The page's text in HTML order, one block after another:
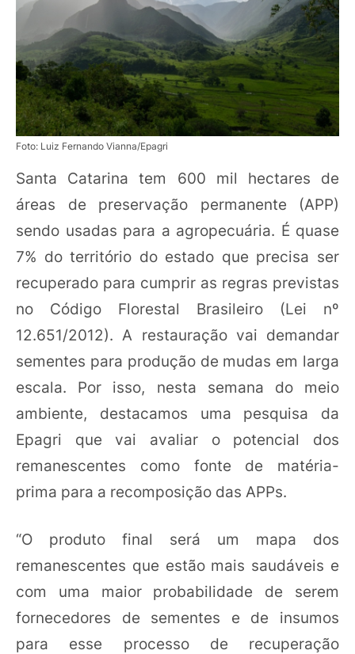
Foto: Luiz Fernando Vianna/Epagri
Santa Catarina tem 600 mil hectares de
áreas de preservação permanente (APP)
sendo usadas para a agropecuária. É quase
7% do território do estado que precisa ser
recuperado para cumprir as regras previstas
no Código Florestal Brasileiro (Lei nº
12.651/2012). A restauração vai demandar
sementes para produção de mudas em larga
escala. Por isso, nesta semana do meio
ambiente, destacamos uma pesquisa da
Epagri que vai avaliar o potencial dos
remanescentes como fonte de matéria-
prima para a recomposição das APPs.
“O produto final será um mapa dos
remanescentes que estão mais saudáveis e
com uma maior probabilidade de serem
fornecedores de sementes e de insumos
para esse processo de recuperação